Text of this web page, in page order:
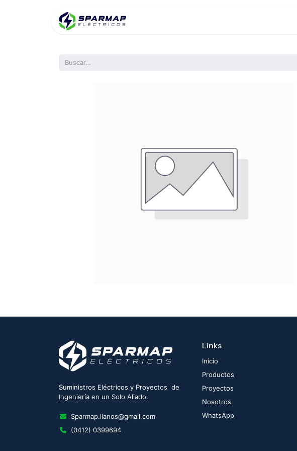
Suministros Eléctricos y Proyectos de
Ingeniería en un Solo Aliado.
Sparmap.llanos@gmail.com
(0412) 0399694
Links
Inicio
Productos
Proyectos
Nosotros
WhatsApp